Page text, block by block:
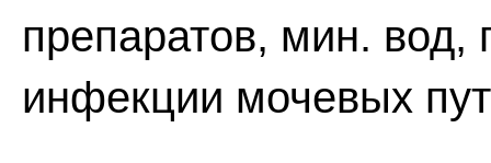
препаратов, мин. вод,
инфекции мочевых